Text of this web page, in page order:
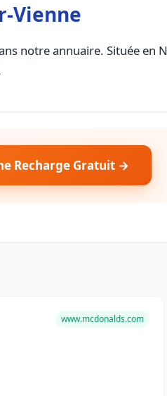
Vienne
notre annuaire. Située en
Recharge Gratuit →
www.mcdonalds.com